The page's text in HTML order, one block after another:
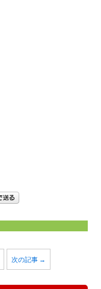
次の記事 →